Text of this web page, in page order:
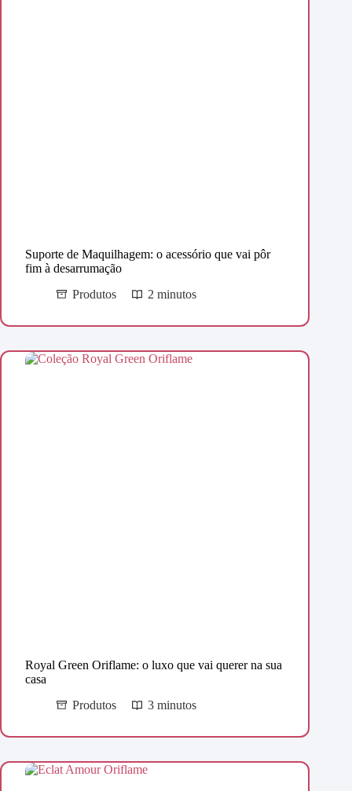
Suporte de Maquilhagem: o acessório que vai pôr
fim à desarrumação
Produtos
2 minutos
Royal Green Oriflame: o luxo que vai querer na sua
casa
Produtos
3 minutos